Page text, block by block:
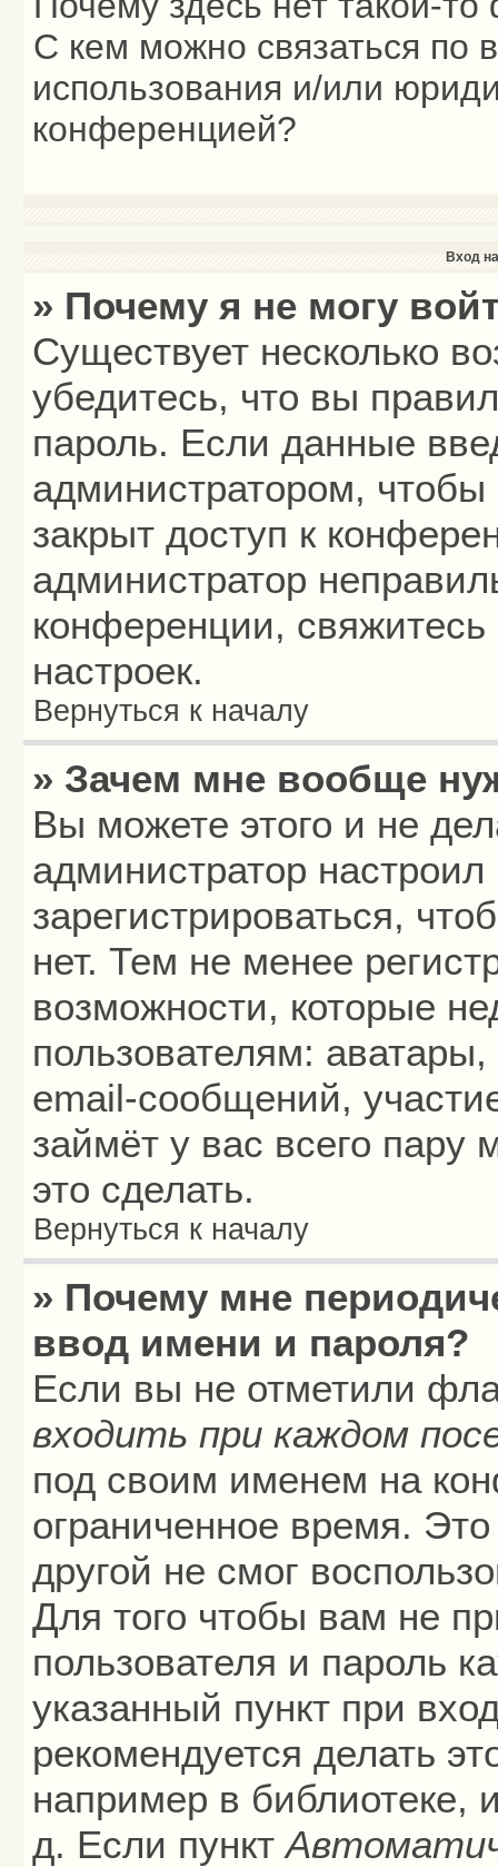
С кем можно связаться по
использования и/или
конференцией?
Вход
» Почему я не могу
Существует несколько
убедитесь, что вы
пароль. Если данные
администратором,
закрыт доступ к
администратор
конференции,
настроек.
Вернуться к началу
» Зачем мне вообще
Вы можете этого и не
администратор
зарегистрироваться,
нет. Тем не менее
возможности, которые
пользователям:
email-сообщений,
займёт у вас всего
это сделать.
Вернуться к началу
» Почему мне
ввод имени и пароля?
Если вы не отметили
входить при каждом
под своим именем на
ограниченное время.
другой не смог
Для того чтобы вам не
пользователя и пароль
указанный пункт при
рекомендуется делать
например в библиотеке,
д. Если пункт